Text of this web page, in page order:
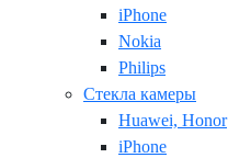
iPhone
Nokia
Philips
Стекла камеры
Huawei, Honor
iPhone